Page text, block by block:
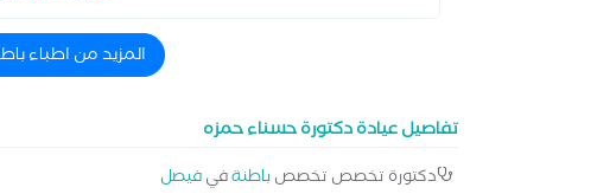
المزيد من اطباء
تفاصيل عيادة دكتورة حسناء حمزه
دكتورة تخصص تخصصباطنةفيفيصل